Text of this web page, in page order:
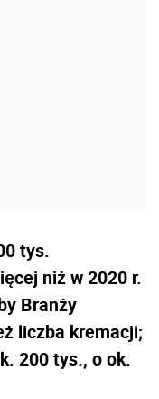
tys.
niż w 2020 r.
Branży
liczba kremacji;
200 tys., o ok.